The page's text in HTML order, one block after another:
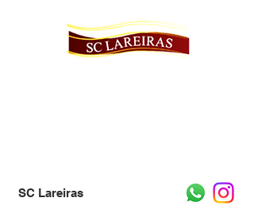
SC Lareiras